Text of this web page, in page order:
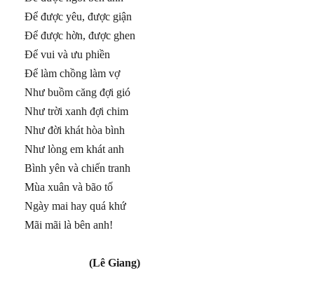
Để được yêu, được giận
Để được hờn, được ghen
Để vui và ưu phiền
Để làm chồng làm vợ
Như buồm căng đợi gió
Như trời xanh đợi chim
Như đời khát hòa bình
Như lòng em khát anh
Bình yên và chiến tranh
Mùa xuân và bão tố
Ngày mai hay quá khứ
Mãi mãi là bên anh!
(Lê Giang)